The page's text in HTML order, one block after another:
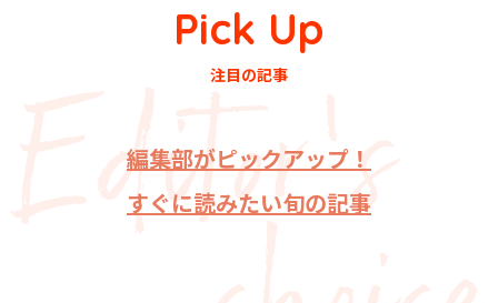
Pick Up
注目の記事
編集部がピックアップ！
すぐに読みたい旬の記事